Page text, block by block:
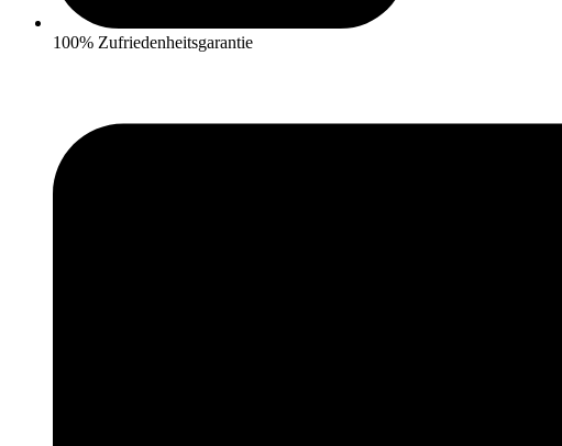
100% Zufriedenheitsgarantie